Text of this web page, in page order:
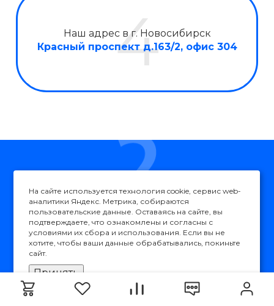
Наш адрес в г. Новосибирск
Красный проспект д.163/2, офис 304
Подробно расскажем о наших услугах,
видах работ и типовых проектах, рассчитаем
стоимость и подготовим индивидуальное
предложение!
На сайте используется технология cookie, сервис web-
аналитики Яндекс. Метрика, собираются
пользовательские данные. Оставаясь на сайте, вы
подтверждаете, что ознакомлены и согласны с
условиями их сбора и использования. Если вы не
хотите, чтобы ваши данные обрабатывались, покиньте
сайт.
Принять